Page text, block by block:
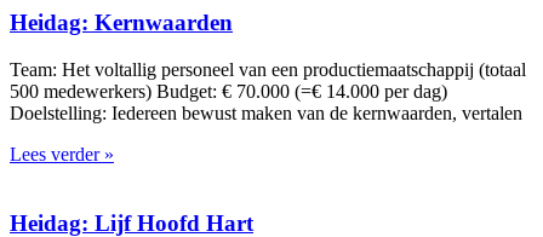
Heidag: Kernwaarden
Team: Het voltallig personeel van een productiemaatschappij (totaal
500 medewerkers) Budget: € 70.000 (=€ 14.000 per dag)
Doelstelling: Iedereen bewust maken van de kernwaarden, vertalen
Lees verder »
Heidag: Lijf Hoofd Hart